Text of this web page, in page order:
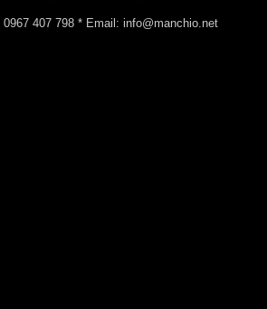
0967 407 798 * Email: info@manchio.net